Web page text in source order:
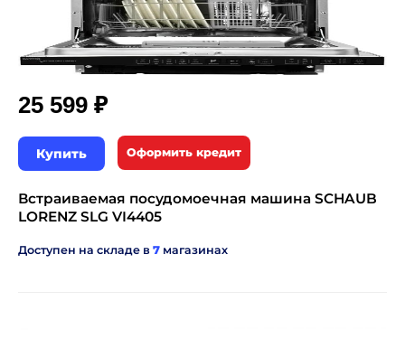
25 599 ₽
Купить Оформить кредит
Встраиваемая посудомоечная машина SCHAUB
LORENZ SLG VI4405
Доступен на складе в 7 магазинах